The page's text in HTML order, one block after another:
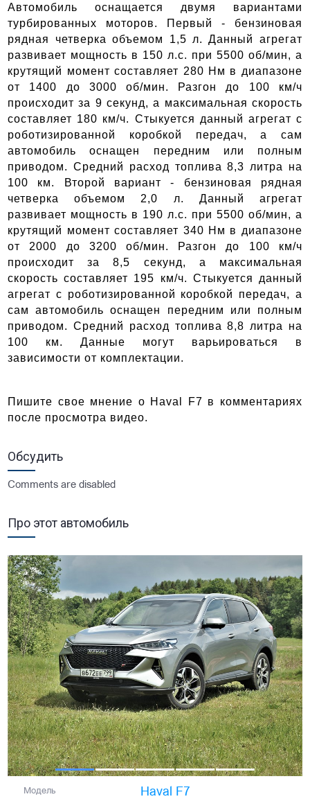
Автомобиль оснащается двумя вариантами
турбированных моторов. Первый - бензиновая
рядная четверка объемом 1,5 л. Данный агрегат
развивает мощность в 150 л.с. при 5500 об/мин, а
крутящий момент составляет 280 Нм в диапазоне
от 1400 до 3000 об/мин. Разгон до 100 км/ч
происходит за 9 секунд, а максимальная скорость
составляет 180 км/ч. Стыкуется данный агрегат с
роботизированной коробкой передач, а сам
автомобиль оснащен передним или полным
приводом. Средний расход топлива 8,3 литра на
100 км. Второй вариант - бензиновая рядная
четверка объемом 2,0 л. Данный агрегат
развивает мощность в 190 л.с. при 5500 об/мин, а
крутящий момент составляет 340 Нм в диапазоне
от 2000 до 3200 об/мин. Разгон до 100 км/ч
происходит за 8,5 секунд, а максимальная
скорость составляет 195 км/ч. Стыкуется данный
агрегат с роботизированной коробкой передач, а
сам автомобиль оснащен передним или полным
приводом. Средний расход топлива 8,8 литра на
100 км. Данные могут варьироваться в
зависимости от комплектации.
Пишите свое мнение о Haval F7 в комментариях
после просмотра видео.
Обсудить
Comments are disabled
Про этот автомобиль
Модель Haval F7